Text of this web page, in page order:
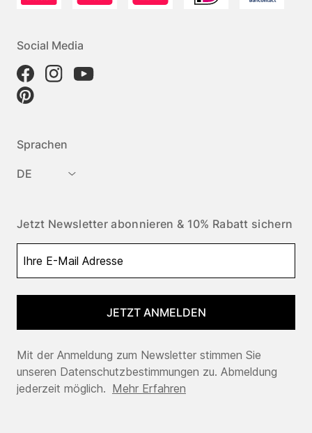
Social Media
Sprachen
DE
Jetzt Newsletter abonnieren & 10% Rabatt sichern
JETZT ANMELDEN
Mit der Anmeldung zum Newsletter stimmen Sie
unseren Datenschutzbestimmungen zu. Abmeldung
jederzeit möglich. Mehr Erfahren